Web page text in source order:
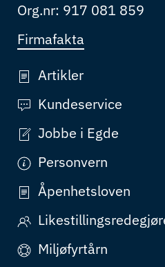
Org.nr: 917 081 859
Firmafakta
Artikler
Kundeservice
Jobbe i Egde
Personvern
Åpenhetsloven
Miljøfyrtårn